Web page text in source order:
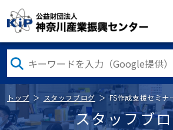
トップ スタッフブログ FS作成支援セミナ
スタッフブ